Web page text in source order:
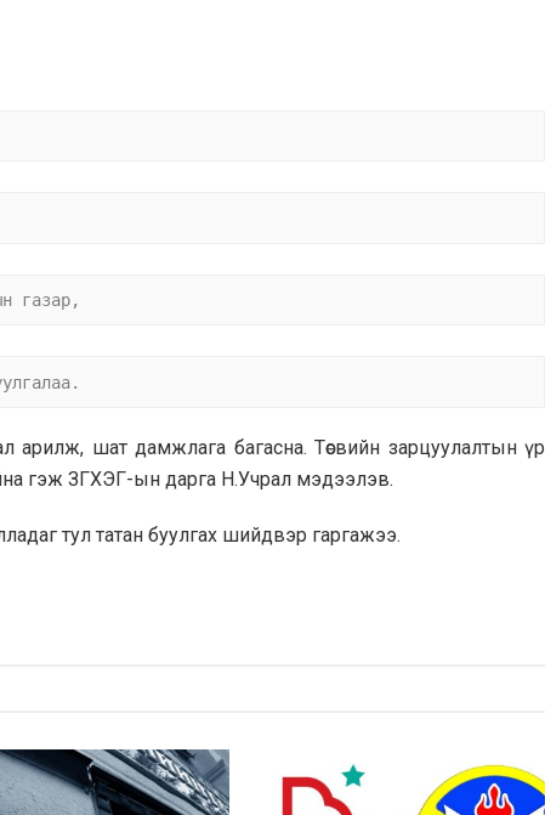
газар,
арилж, шат дамжлага багасна. Төсвийн зарцуулалтын үр
гэж ЗГХЭГ-ын дарга Н.Учрал мэдээлэв.
тул татан буулгах шийдвэр гаргажээ.